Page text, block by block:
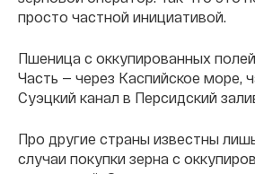
просто частной инициативой.
Пшеница с оккупированных
Часть — через Каспийское море,
Суэцкий канал в Персидский
Про другие страны известны
случаи покупки зерна с